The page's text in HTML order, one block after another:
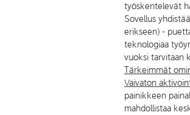
työskentelevät
Sovellus
erikseen) -
teknologiaa
vuoksi tarvitaan
Tärkeimmät
Vaivaton
painikkeen
mahdollistaa